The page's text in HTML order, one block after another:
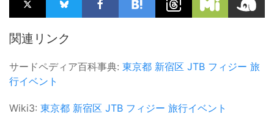
関連リンク
サードペディア百科事典: 東京都 新宿区 JTB フィジー 旅
行イベント
Wiki3: 東京都 新宿区 JTB フィジー 旅行イベント